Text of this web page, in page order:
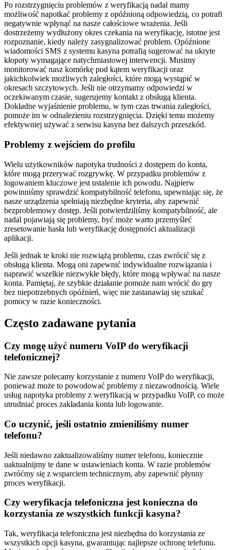
Po rozstrzygnięciu problemów z weryfikacją nadal mamy
możliwość napotkać problemy z opóźnioną odpowiedzią, co potrafi
negatywnie wpłynąć na nasze całościowe wrażenia. Jeśli
dostrzeżemy wydłużony okres czekania na weryfikację, istotne jest
rozpoznanie, kiedy należy zasygnalizować problem. Opóźnione
wiadomości SMS z systemu kasyna potrafią sugerować na ukryte
kłopoty wymagające natychmiastowej interwencji. Musimy
monitorować nasz komórkę pod kątem weryfikacji oraz
jakichkolwiek możliwych zaległości, które mogą wystąpić w
okresach szczytowych. Jeśli nie otrzymamy odpowiedzi w
oczekiwanym czasie, sugerujemy kontakt z obsługą klienta.
Dokładne wyjaśnienie problemu, w tym czas trwania zaległości,
pomoże im w odnalezieniu rozstrzygnięcia. Dzięki temu możemy
efektywniej używać z serwisu kasyna bez dalszych przeszkód.
Problemy z wejściem do profilu
Wielu użytkowników napotyka trudności z dostępem do konta,
które mogą przerywać rozgrywkę. W przypadku problemów z
logowaniem kluczowe jest ustalenie ich powodu. Najpierw
powinniśmy sprawdzić kompatybilność telefonu, upewniając się, że
nasze urządzenia spełniają niezbędne kryteria, aby zapewnić
bezproblemowy dostęp. Jeśli potwierdziliśmy kompatybilność, ale
nadal pojawiają się problemy, być może warto przemyśleć
zresetowanie hasła lub weryfikację dostępności aktualizacji
aplikacji.
Jeśli jednak te kroki nie rozwiążą problemu, czas zwrócić się z
obsługą klienta. Mogą oni zapewnić indywidualne rozwiązania i
naprawić wszelkie niezwykłe błędy, które mogą wpływać na nasze
konta. Pamiętaj, że szybkie działanie pomoże nam wrócić do gry
bez niepotrzebnych opóźnień, więc nie zastanawiaj się szukać
pomocy w razie konieczności.
Często zadawane pytania
Czy mogę użyć numeru VoIP do weryfikacji
telefonicznej?
Nie zawsze polecamy korzystanie z numeru VoIP do weryfikacji,
ponieważ może to powodować problemy z niezawodnością. Wiele
usług napotyka problemy z weryfikacją w przypadku VoIP, co może
utrudniać proces zakładania konta lub logowanie.
Co uczynić, jeśli ostatnio zmieniliśmy numer
telefonu?
Jeśli niedawno zaktualizowaliśmy numer telefonu, koniecznie
uaktualnijmy te dane w ustawieniach konta. W razie problemów
zwróćmy się z wsparciem technicznym, aby zapewnić płynny
proces weryfikacji.
Czy weryfikacja telefoniczna jest konieczna do
korzystania ze wszystkich funkcji kasyna?
Tak, weryfikacja telefoniczna jest niezbędna do korzystania ze
wszystkich opcji kasyna, gwarantując najlepsze ochronę telefonu.